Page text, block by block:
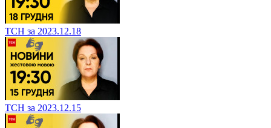
ТСН за 2023.12.18
ТСН за 2023.12.15